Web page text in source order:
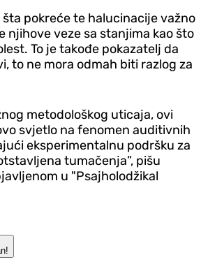
šta pokreće te halucinacije važno
njihove veze sa stanjima kao što
To je takođe pokazatelj da
to ne mora odmah biti razlog za
metodološkog uticaja, ovi
svjetlo na fenomen auditivnih
eksperimentalnu podršku za
tumačenja”, pišu
u "Psajholodžikal